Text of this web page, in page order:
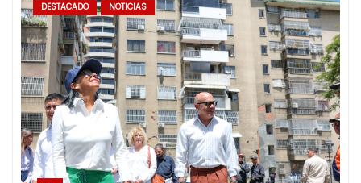
DESTACADO NOTICIAS